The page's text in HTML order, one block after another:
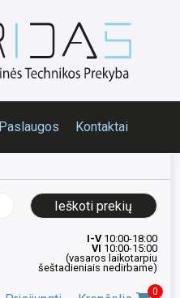
Paslaugos Kontaktai
I-V10:00-18:00
VI 10:00-15:00
(vasaros laikotarpiu
šeštadieniais nedirbame)
0